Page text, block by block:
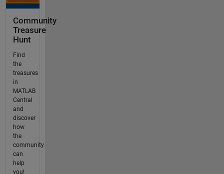
Community
Treasure
Hunt
Find
the
treasures
in
MATLAB
Central
and
discover
how
the
community
can
help
you!